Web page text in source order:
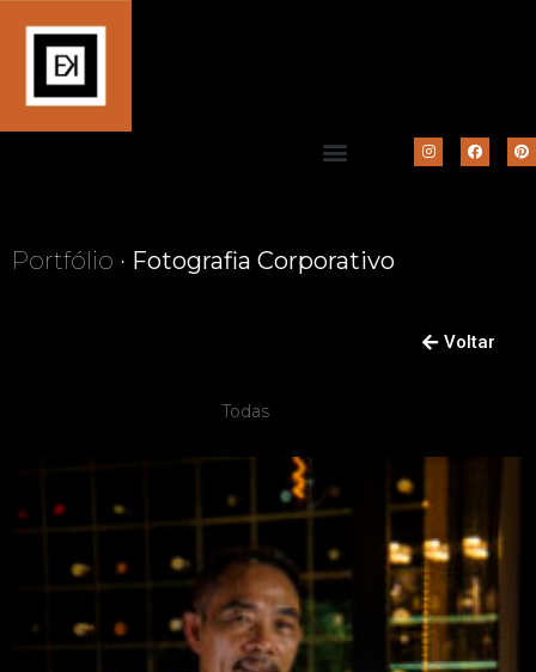
Portfólio • Fotografia Corporativo
Voltar
Todas